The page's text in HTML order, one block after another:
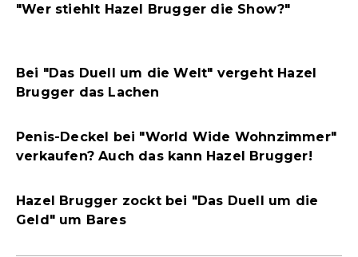
"Wer stiehlt Hazel Brugger die Show?"
Bei "Das Duell um die Welt" vergeht Hazel
Brugger das Lachen
Penis-Deckel bei "World Wide Wohnzimmer"
verkaufen? Auch das kann Hazel Brugger!
Hazel Brugger zockt bei "Das Duell um die
Geld" um Bares